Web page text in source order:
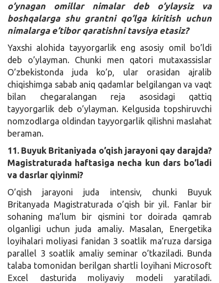
o’ynagan omillar nimalar deb o’ylaysiz va
boshqalarga shu grantni qo’lga kiritish uchun
nimalarga e’tibor qaratishni tavsiya etasiz?
Yaxshi alohida tayyorgarlik eng asosiy omil bo’ldi
deb o’ylayman. Chunki men qatori mutaxassislar
O’zbekistonda juda ko’p, ular orasidan ajralib
chiqishimga sabab aniq qadamlar belgilangan va vaqt
bilan chegaralangan reja asosidagi qattiq
tayyorgarlik deb o’ylayman. Kelgusida topshiruvchi
nomzodlarga oldindan tayyorgarlik qilishni maslahat
beraman.
11. Buyuk Britaniyada o’qish jarayoni qay darajda?
Magistraturada haftasiga necha kun dars bo’ladi
va dasrlar qiyinmi?
O’qish jarayoni juda intensiv, chunki Buyuk
Britanyada Magistraturada o’qish bir yil. Fanlar bir
sohaning ma’lum bir qismini tor doirada qamrab
olganligi uchun juda amaliy. Masalan, Energetika
loyihalari moliyasi fanidan 3 soatlik ma’ruza darsiga
parallel 3 soatlik amaliy seminar o’tkaziladi. Bunda
talaba tomonidan berilgan shartli loyihani Microsoft
Excel dasturida moliyaviy modeli yaratiladi.